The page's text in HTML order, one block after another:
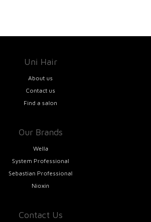
Uni Hair
About us
Contact us
Find a salon
Our Brands
Wella
System Professional
Sebastian Professional
Nioxin
Contact Us